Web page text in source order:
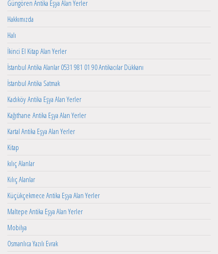
Güngören Antika Eşya Alan Yerler
Hakkımızda
Halı
İkinci El Kitap Alan Yerler
İstanbul Antika Alanlar 0531 981 01 90 Antikacılar Dükkanı
İstanbul Antika Satmak
Kadıköy Antika Eşya Alan Yerler
Kağıthane Antika Eşya Alan Yerler
Kartal Antika Eşya Alan Yerler
Kitap
kılıç Alanlar
Kılıç Alanlar
Küçükçekmece Antika Eşya Alan Yerler
Maltepe Antika Eşya Alan Yerler
Mobilya
Osmanlıca Yazılı Evrak